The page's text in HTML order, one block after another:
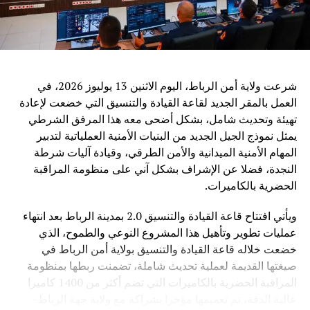
ويرى مراقبون أن الدعوة الصينية إلى تعزيز التعاون في مجال
الذكاء الاصطناعي تعكس التحول المتزايد لهذه التكنولوجيا إلى
فقط تطوير القدرات التقنية، بل ضمان أن تكون هذه القدرات
متاحة بشكل عادل وآمن لجميع الدول.
وفي ظل المنافسة العالمية المتزايدة في مجال الذكاء
الاصطناعي، تطرح الصين رؤية تقوم على اعتبار التكنولوجيا
جسراً للتعاون والتنمية، وليس مجالاً للصراع، مؤكدة أن مستقبل
الذكاء الاصطناعي يجب أن يكون قائماً على الحكمة البشرية
والمسؤولية المشتركة من أجل خدمة رفاهية الشعوب
شرعت ولاية أمن الرباط، اليوم الاثنين 13 يوليوز 2026، في
العمل بالمقر الجديد لقاعة القيادة والتنسيق التي خضعت لإعادة
تهيئة وتحديث شامل، بشكل أضحى معه هذا المرفق الشرطي
يمثل نموذج الجيل الجديد من البنيات الأمنية العملياتية لتدبير
المهام الأمنية الميدانية والأمن الطرقي، وقيادة آليات شرطة
النجدة، فضلا عن الإشراف بشكل آني على منظومة المراقبة
الحضرية بالكاميرات.
ويأتي افتتاح قاعة القيادة والتنسيق 2.0 بمدينة الرباط بعد انتهاء
عمليات تطوير وتأهيل هذا المشروع النوعي والطموح، الذي
خضعت خلاله قاعة القيادة والتنسيق بولاية أمن الرباط في
صيغتها القديمة لعملية تحديث شاملة، تضمنت ربطها بمنظومة
المراقبة الحضرية بالكاميرات التي تضم أكثر من 1400 كاميرا